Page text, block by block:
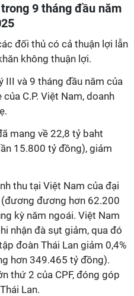
9 tháng đầu năm
đối thủ có cả thuận lợi lẫn
không thuận lợi.
III và 9 tháng đầu năm của
C.P. Việt Nam, doanh
mang về 22,8 tỷ baht
15.800 tỷ đồng), giảm
thu tại Việt Nam của đại
đương hơn 62.200
kỳ năm ngoái. Việt Nam
nhận đà sụt giảm, qua đó
đoàn Thái Lan giảm 0,4%
hơn 349.465 tỷ đồng).
thứ 2 của CPF, đóng góp
Lan.